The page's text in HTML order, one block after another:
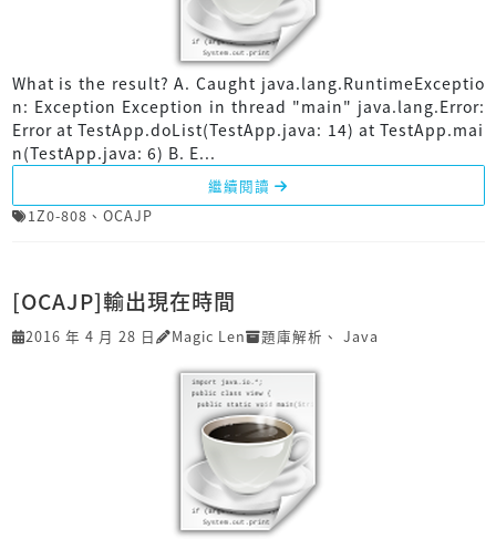
What is the result? A. Caught java.lang.RuntimeExceptio
n: Exception Exception in thread "main" java.lang.Error:
Error at TestApp.doList(TestApp.java: 14) at TestApp.mai
n(TestApp.java: 6) B. E...
繼續閱讀
1Z0-808 、 OCAJP
[OCAJP]輸出現在時間
2016 年 4 月 28 日 Magic Len 題庫解析 、 Java